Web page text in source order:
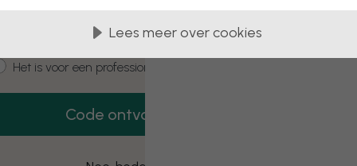
Lees meer over cookies
Het is voor een professioneel project
Code ontvangen